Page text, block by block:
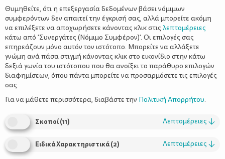
Πάμε θέατρο; «Πιάνω παπούτσι πάνω
στο πιάνο»
Θυμηθείτε, ότι η επεξεργασία δεδομένων βάσει νόμιμων
συμφερόντων δεν απαιτεί την έγκρισή σας, αλλά μπορείτε ακόμη
να επιλέξετε να αποχωρήσετε κάνοντας κλικ στις λεπτομέρειες
κάτω από 'Συνεργάτες (Νόμιμο Συμφέρον)'. Οι επιλογές σας
επηρεάζουν μόνο αυτόν τον ιστότοπο. Μπορείτε να αλλάξετε
γνώμη ανά πάσα στιγμή κάνοντας κλικ στο εικονίδιο στην κάτω
δεξιά γωνία του ιστότοπου που θα ανοίξει το παράθυρο επιλογών
διαφημίσεων, όπου πάντα μπορείτε να προσαρμόσετε τις επιλογές
σας.
Για να μάθετε περισσότερα, διαβάστε την Πολιτική Απορρήτου.
Σκοποί(11) Λεπτομέρειες ↓
Ειδικά Χαρακτηριστικά(2) Λεπτομέρειες ↓